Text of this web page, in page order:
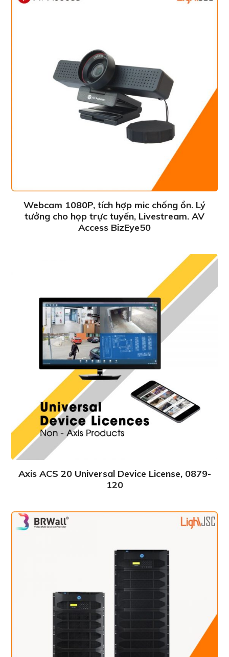
Webcam 1080P, tích hợp mic chống ồn. Lý
tưởng cho họp trực tuyến, Livestream. AV
Access BizEye50
Axis ACS 20 Universal Device License, 0879-
120